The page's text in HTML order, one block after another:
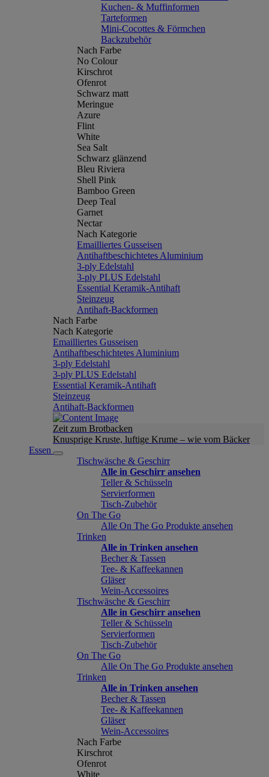
Kuchen- & Muffinformen
Tarteformen
Mini-Cocottes & Förmchen
Backzubehör
Nach Farbe
No Colour
Kirschrot
Ofenrot
Schwarz matt
Meringue
Azure
Flint
White
Sea Salt
Schwarz glänzend
Bleu Riviera
Shell Pink
Bamboo Green
Deep Teal
Garnet
Nectar
Nach Kategorie
Emailliertes Gusseisen
Antihaftbeschichtetes Aluminium
3-ply Edelstahl
3-ply PLUS Edelstahl
Essential Keramik-Antihaft
Steinzeug
Antihaft-Backformen
Nach Farbe
Nach Kategorie
Emailliertes Gusseisen
Antihaftbeschichtetes Aluminium
3-ply Edelstahl
3-ply PLUS Edelstahl
Essential Keramik-Antihaft
Steinzeug
Antihaft-Backformen
Zeit zum Brotbacken
Knusprige Kruste, luftige Krume – wie vom Bäcker
Essen
Tischwäsche & Geschirr
Alle in Geschirr ansehen
Teller & Schüsseln
Servierformen
Tisch-Zubehör
On The Go
Alle On The Go Produkte ansehen
Trinken
Alle in Trinken ansehen
Becher & Tassen
Tee- & Kaffeekannen
Gläser
Wein-Accessoires
Tischwäsche & Geschirr
Alle in Geschirr ansehen
Teller & Schüsseln
Servierformen
Tisch-Zubehör
On The Go
Alle On The Go Produkte ansehen
Trinken
Alle in Trinken ansehen
Becher & Tassen
Tee- & Kaffeekannen
Gläser
Wein-Accessoires
Nach Farbe
Kirschrot
Ofenrot
White